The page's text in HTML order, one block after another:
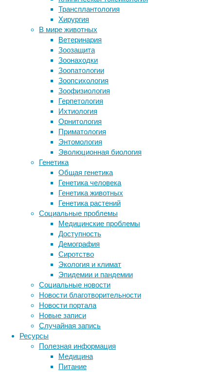
Трансплантология
Хирургия
В мире животных
Ветеринария
Зоозащита
Зоонаходки
Зоопатологии
Зоопсихология
Зоофизиология
Герпетология
Ихтиология
Орнитология
Приматология
Энтомология
Эволюционная биология
Генетика
Общая генетика
Генетика человека
Генетика животных
Генетика растений
Социальные проблемы
Медицинские проблемы
Доступность
Демография
Сиротство
Экология и климат
Эпидемии и пандемии
Социальные новости
Новости благотворительности
Новости портала
Новые записи
Случайная запись
Ресурсы
Полезная информация
Медицина
Питание
когнитивистика,
нейробиология,
психология
Счётные
нейроны
человеческом
мозге
взаимно
подавляют
друг
друга
но
только
тогда,
когда
нас
перед
глазами
не
больше
четырёх
счётных
объектов.
Пока у нас перед глазами меньше четырёх
Если
положить
перед
нами
три
яблока,
учитывать дополнительную
информацию
Когда доброкачественная опухоль
становится злокачественной
Виагра снизила риск развития
болезни Альцгеймера на 18
процентов
Как недосып вредит межличностным
отношениям?
Больные десны мешают лечению
гипертонии
Следите за новостями